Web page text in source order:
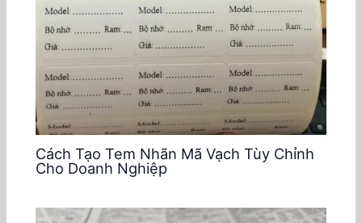
Cách Tạo Tem Nhãn Mã Vạch Tùy Chỉnh
Cho Doanh Nghiệp